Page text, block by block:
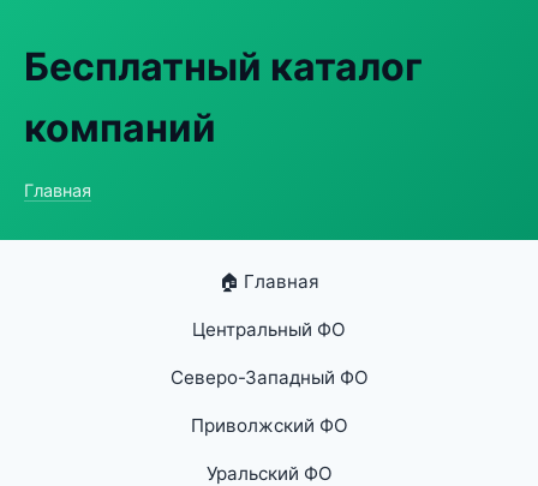
Бесплатный каталог
компаний
Главная
🏠 Главная
Центральный ФО
Северо-Западный ФО
Приволжский ФО
Уральский ФО